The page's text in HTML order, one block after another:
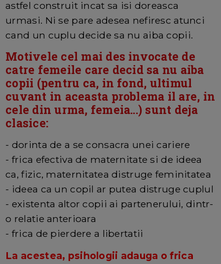
astfel construit incat sa isi doreasca
urmasi. Ni se pare adesea nefiresc atunci
cand un cuplu decide sa nu aiba copii.
Motivele cel mai des invocate de
catre femeile care decid sa nu aiba
copii (pentru ca, in fond, ultimul
cuvant in aceasta problema il are, in
cele din urma, femeia...) sunt deja
clasice:
- dorinta de a se consacra unei cariere
- frica efectiva de maternitate si de ideea
ca, fizic, maternitatea distruge feminitatea
- ideea ca un copil ar putea distruge cuplul
- existenta altor copii ai partenerului, dintr-
o relatie anterioara
- frica de pierdere a libertatii
La acestea, psihologii adauga o frica